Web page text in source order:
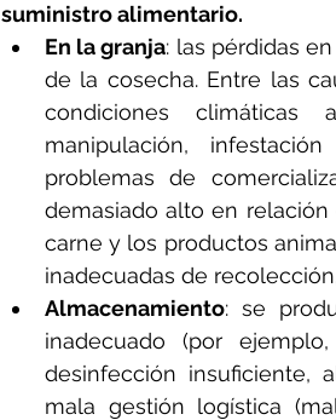
suministro alimentario.
En la granja: las pérdidas
de la cosecha. Entre las
condiciones climáticas
manipulación,
problemas de
demasiado alto en
carne y los productos
inadecuadas de
Almacenamiento: se
inadecuado (por
desinfección insuficiente,
mala gestión logística